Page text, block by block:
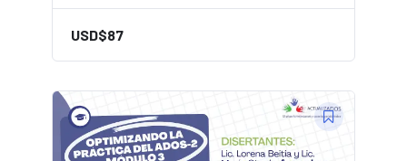
USD$87